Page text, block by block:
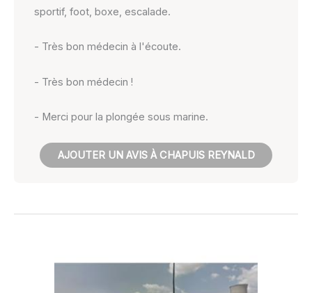
sportif, foot, boxe, escalade.
- Très bon médecin à l'écoute.
- Très bon médecin !
- Merci pour la plongée sous marine.
AJOUTER UN AVIS À CHAPUIS REYNALD